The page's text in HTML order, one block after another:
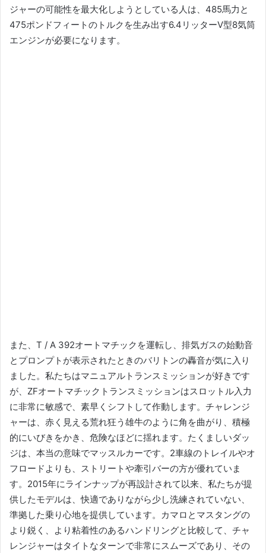
ジャーの可能性を最大化しようとしている人は、485馬力と
475ポンドフィートのトルクを生み出す6.4リッターV型8気筒
エンジンが必要になります。
また、T / A 392オートマチックを運転し、排気ガスの始動音
とプロンプトが表示されたときのバリトンの轟音が気に入り
ました。 私たちはマニュアルトランスミッションが好きです
が、ZFオートマチックトランスミッションはスロットル入力
に非常に敏感で、素早くシフトして作動します。 チャレンジ
ャーは、赤く見える荒れ狂う雄牛のように角を曲がり、積極
的にいびきをかき、危険なほどに揺れます。 たくましいダッ
ジは、本当の意味でマッスルカーです。2車線のトレイルやオ
フロードよりも、ストリートや牽引バーの方が優れていま
す。 2015年にラインナップが再設計されて以来、私たちが提
供したモデルは、快適でありながら少し洗練されていない、
準拠した乗り心地を提供しています。
カマロとマスタングの
より鋭く、より粘着性のあるハンドリングと比較して、チャ
レンジャーはタイトなターンで非常にスムーズであり、その